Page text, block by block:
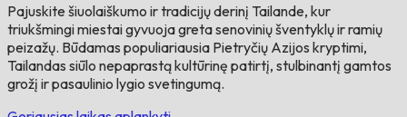
Pajuskite šiuolaiškumo ir tradicijų derinį Tailande, kur
triukšmingi miestai gyvuoja greta senovinių šventyklų ir ramių
peizažų. Būdamas populiariausia Pietryčių Azijos kryptimi,
Tailandas siūlo nepaprastą kultūrinę patirtį, stulbinantį gamtos
grožį ir pasaulinio lygio svetingumą.